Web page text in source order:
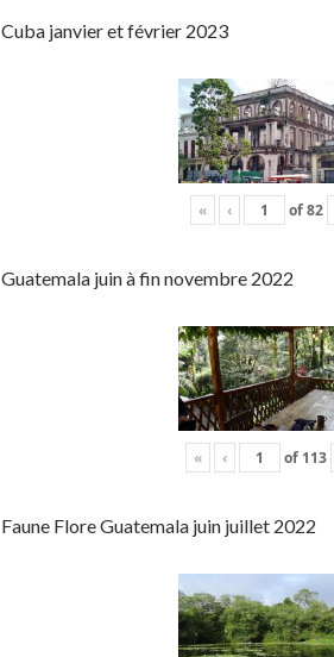
Cuba janvier et février 2023
« ‹ of82
Guatemala juin à fin novembre 2022
« ‹ of 113
Faune Flore Guatemala juin juillet 2022